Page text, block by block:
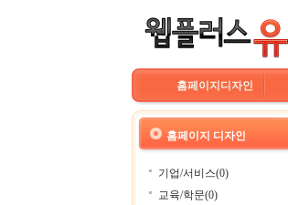
홈페이지디자인
홈페이지 디자인
기업/서비스(0)
교육/학문(0)